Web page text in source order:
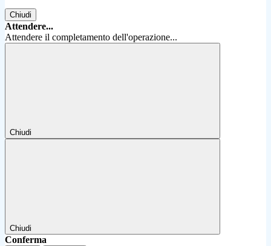
Chiudi
Attendere...
Attendere il completamento dell'operazione...
Chiudi
Chiudi
Conferma